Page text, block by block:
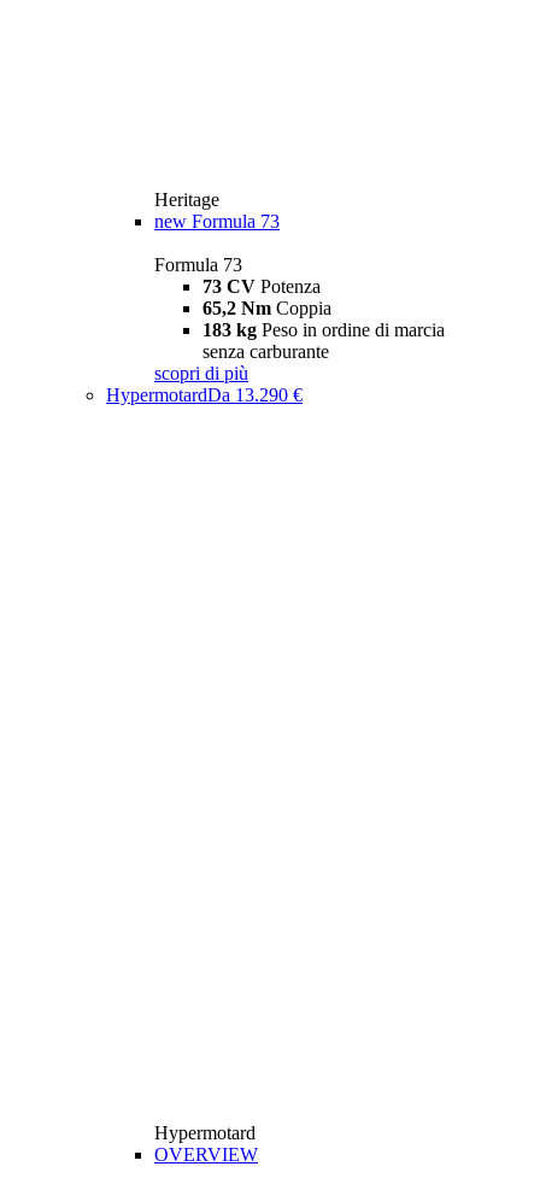
Heritage
new Formula 73
Formula 73
73 CV Potenza
65,2 Nm Coppia
183 kg Peso in ordine di marcia
senza carburante
scopri di più
HypermotardDa 13.290 €
Hypermotard
OVERVIEW